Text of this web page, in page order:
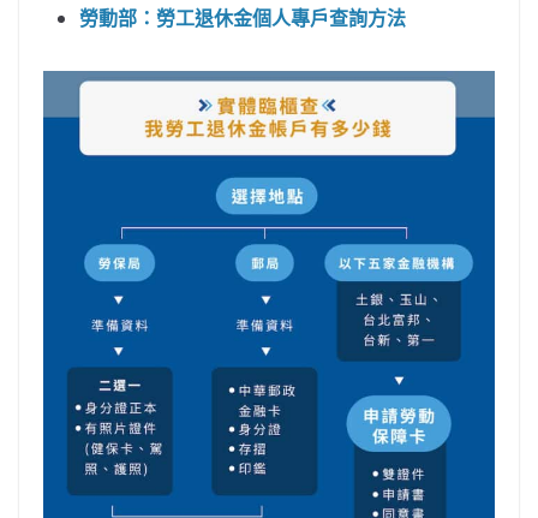
勞動部：勞工退休金個人專戶查詢方法